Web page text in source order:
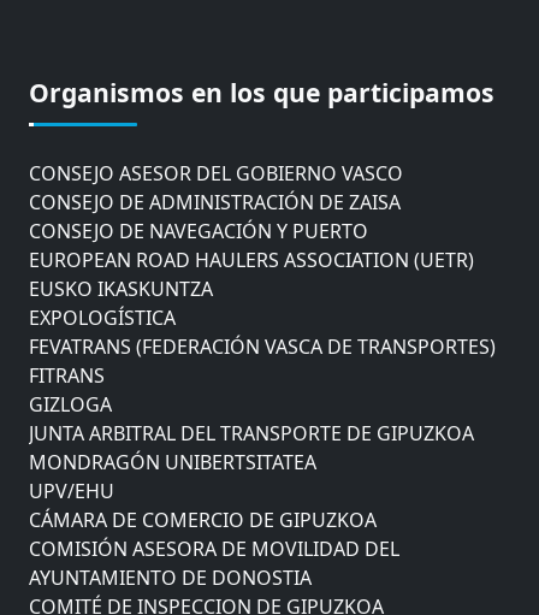
Organismos en los que participamos
COMISIÓN ASESORA DE MOVILIDAD DEL
AYUNTAMIENTO DE DONOSTIA
CONSEJO ASESOR DEL GOBIERNO VASCO
CONSEJO DE ADMINISTRACIÓN DE ZAISA
CONSEJO DE NAVEGACIÓN Y PUERTO
EUROPEAN ROAD HAULERS ASSOCIATION (UETR)
EUSKO IKASKUNTZA
EXPOLOGÍSTICA
FEVATRANS (FEDERACIÓN VASCA DE TRANSPORTES)
FITRANS
GIZLOGA
JUNTA ARBITRAL DEL TRANSPORTE DE GIPUZKOA
MONDRAGÓN UNIBERTSITATEA
UPV/EHU
CÁMARA DE COMERCIO DE GIPUZKOA
COMISIÓN ASESORA DE MOVILIDAD DEL
AYUNTAMIENTO DE DONOSTIA
COMITÉ DE INSPECCION DE GIPUZKOA